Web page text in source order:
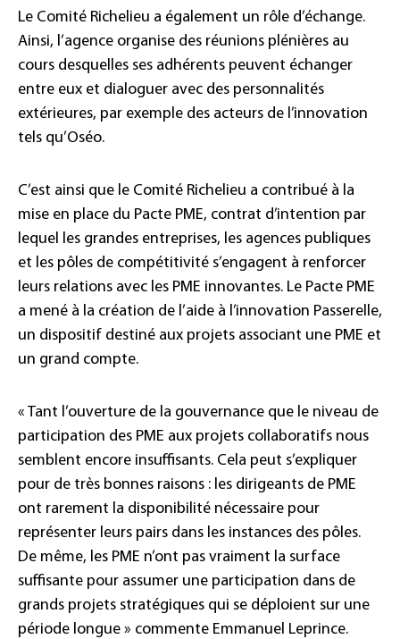
Le Comité Richelieu a également un rôle d’échange.
Ainsi, l’agence organise des réunions plénières au
cours desquelles ses adhérents peuvent échanger
entre eux et dialoguer avec des personnalités
extérieures, par exemple des acteurs de l’innovation
tels qu’Oséo.
C’est ainsi que le Comité Richelieu a contribué à la
mise en place du Pacte PME, contrat d’intention par
lequel les grandes entreprises, les agences publiques
et les pôles de compétitivité s’engagent à renforcer
leurs relations avec les PME innovantes. Le Pacte PME
a mené à la création de l’aide à l’innovation Passerelle,
un dispositif destiné aux projets associant une PME et
un grand compte.
« Tant l’ouverture de la gouvernance que le niveau de
participation des PME aux projets collaboratifs nous
semblent encore insuffisants. Cela peut s’expliquer
pour de très bonnes raisons : les dirigeants de PME
ont rarement la disponibilité nécessaire pour
représenter leurs pairs dans les instances des pôles.
De même, les PME n’ont pas vraiment la surface
suffisante pour assumer une participation dans de
grands projets stratégiques qui se déploient sur une
période longue » commente Emmanuel Leprince.